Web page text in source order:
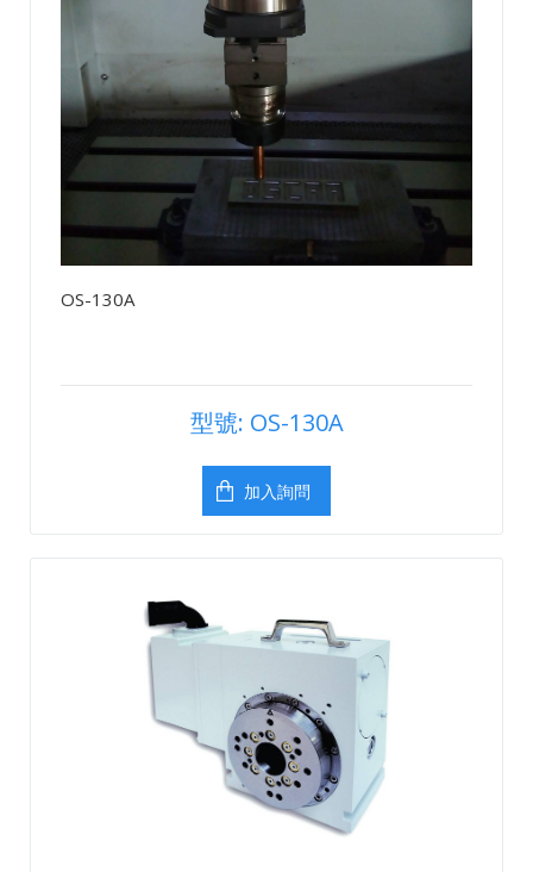
OS-130A
型號: OS-130A
加入詢問